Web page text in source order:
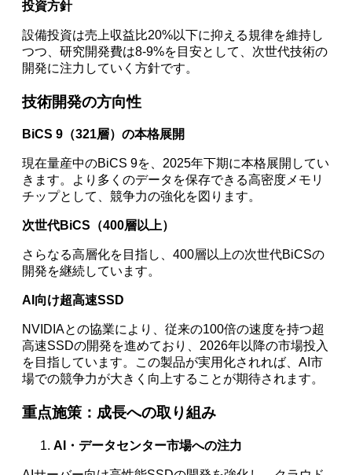
投資方針
設備投資は売上収益比20%以下に抑える規律を維持し
つつ、研究開発費は8-9%を目安として、次世代技術の
開発に注力していく方針です。
技術開発の方向性
BiCS 9（321層）の本格展開
現在量産中のBiCS 9を、2025年下期に本格展開してい
きます。より多くのデータを保存できる高密度メモリ
チップとして、競争力の強化を図ります。
次世代BiCS（400層以上）
さらなる高層化を目指し、400層以上の次世代BiCSの
開発を継続しています。
AI向け超高速SSD
NVIDIAとの協業により、従来の100倍の速度を持つ超
高速SSDの開発を進めており、2026年以降の市場投入
を目指しています。この製品が実用化されれば、AI市
場での競争力が大きく向上することが期待されます。
重点施策：成長への取り組み
AI・データセンター市場への注力